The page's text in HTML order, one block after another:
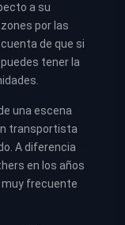
a su
por las
de que si
tener la
una escena
transportista
A diferencia
en los años
muy frecuente